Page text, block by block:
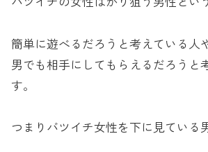
簡単に遊べるだろうと考えている人
男でも相手にしてもらえるだろうと
す。
つまりバツイチ女性を下に見ている